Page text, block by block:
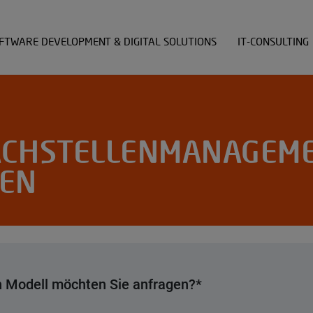
DEVELOPMENT & DIGITAL SOLUTIONS IT-CONSULTING
Empowerment-
möchten Sie anfragen?*